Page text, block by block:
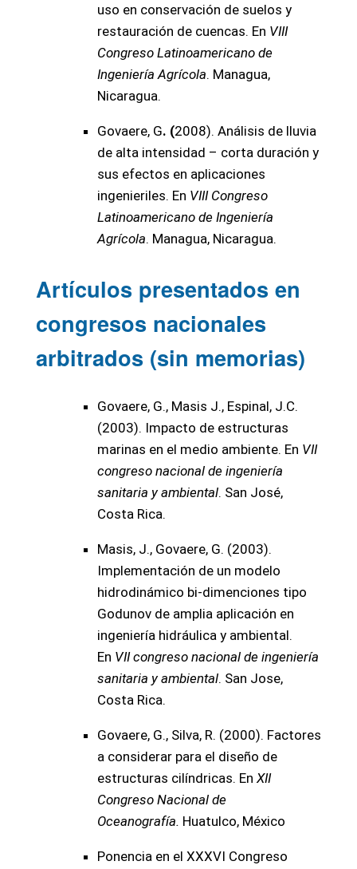
uso en conservación de suelos y
restauración de cuencas. En VIII
Congreso Latinoamericano de
Ingeniería Agrícola. Managua,
Nicaragua.
Govaere, G. (2008). Análisis de lluvia
de alta intensidad – corta duración y
sus efectos en aplicaciones
ingenieriles. En VIII Congreso
Latinoamericano de Ingeniería
Agrícola. Managua, Nicaragua.
Artículos presentados en
congresos nacionales
arbitrados (sin memorias)
Govaere, G., Masis J., Espinal, J.C.
(2003). Impacto de estructuras
marinas en el medio ambiente. En VII
congreso nacional de ingeniería
sanitaria y ambiental. San José,
Costa Rica.
Masis, J., Govaere, G. (2003).
Implementación de un modelo
hidrodinámico bi-dimenciones tipo
Godunov de amplia aplicación en
ingeniería hidráulica y ambiental.
En VII congreso nacional de ingeniería
sanitaria y ambiental. San Jose,
Costa Rica.
Govaere, G., Silva, R. (2000). Factores
a considerar para el diseño de
estructuras cilíndricas. En XII
Congreso Nacional de
Oceanografía. Huatulco, México
Ponencia en el XXXVI Congreso